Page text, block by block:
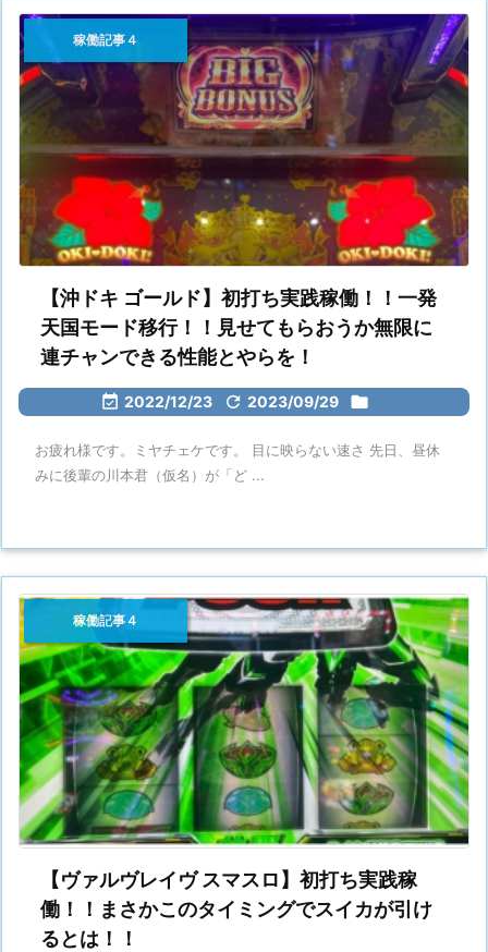
【沖ドキ ゴールド】初打ち実践稼働！！一発
天国モード移行！！見せてもらおうか無限に
連チャンできる性能とやらを！
 2022/12/23  2023/09/29 
稼働記事４
お疲れ様です。ミヤチェケです。 目に映らない速さ 先日、昼休
みに後輩の川本君（仮名）が「ど ...
【ヴァルヴレイヴ スマスロ】初打ち実践稼
働！！まさかこのタイミングでスイカが引け
るとは！！
稼働記事４